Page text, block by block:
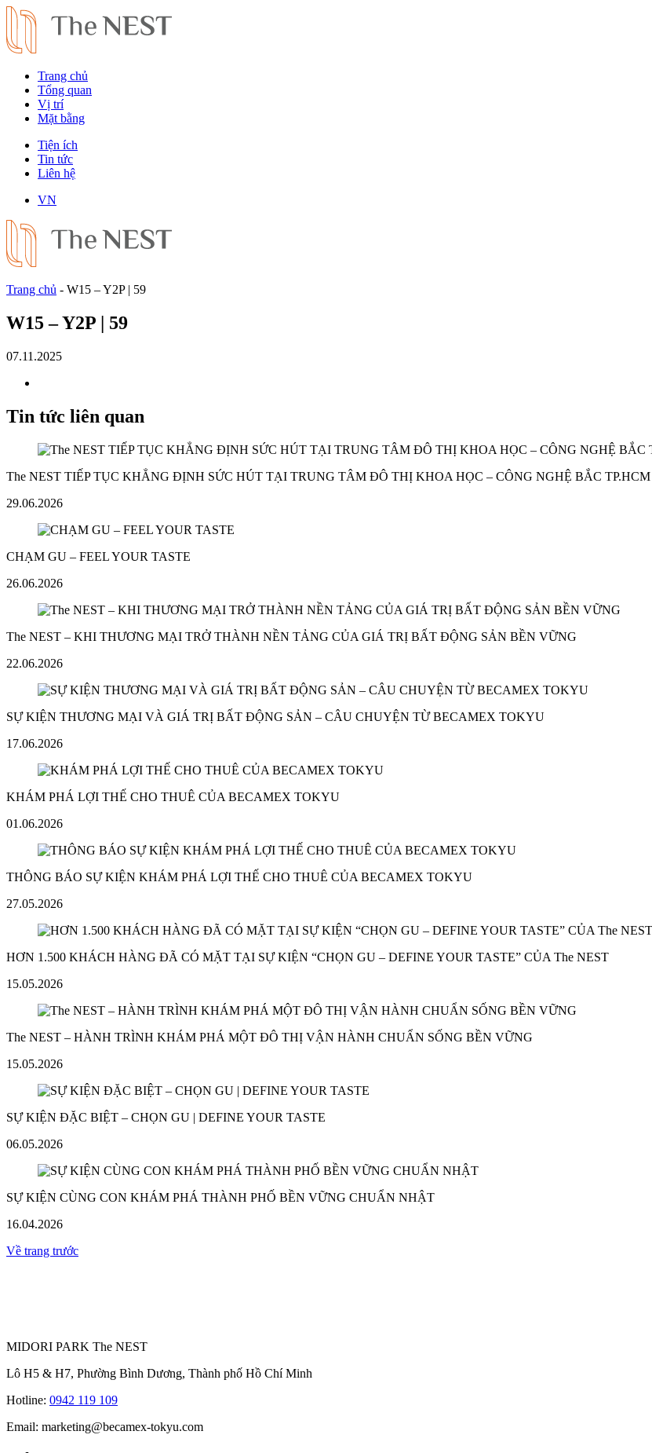
Trang chủ
Tổng quan
Vị trí
Mặt bằng
Tiện ích
Tin tức
Liên hệ
VN
Trang chủ - W15 – Y2P | 59
W15 – Y2P | 59
07.11.2025
Tin tức liên quan
The NEST TIẾP TỤC KHẲNG ĐỊNH SỨC HÚT TẠI TRUNG TÂM ĐÔ THỊ KHOA HỌC – CÔNG NGHỆ BẮC TP.HCM
29.06.2026
CHẠM GU – FEEL YOUR TASTE
26.06.2026
The NEST – KHI THƯƠNG MẠI TRỞ THÀNH NỀN TẢNG CỦA GIÁ TRỊ BẤT ĐỘNG SẢN BỀN VỮNG
22.06.2026
SỰ KIỆN THƯƠNG MẠI VÀ GIÁ TRỊ BẤT ĐỘNG SẢN – CÂU CHUYỆN TỪ BECAMEX TOKYU
17.06.2026
KHÁM PHÁ LỢI THẾ CHO THUÊ CỦA BECAMEX TOKYU
01.06.2026
THÔNG BÁO SỰ KIỆN KHÁM PHÁ LỢI THẾ CHO THUÊ CỦA BECAMEX TOKYU
27.05.2026
HƠN 1.500 KHÁCH HÀNG ĐÃ CÓ MẶT TẠI SỰ KIỆN “CHỌN GU – DEFINE YOUR TASTE” CỦA The NEST
15.05.2026
The NEST – HÀNH TRÌNH KHÁM PHÁ MỘT ĐÔ THỊ VẬN HÀNH CHUẨN SỐNG BỀN VỮNG
15.05.2026
SỰ KIỆN ĐẶC BIỆT – CHỌN GU | DEFINE YOUR TASTE
06.05.2026
SỰ KIỆN CÙNG CON KHÁM PHÁ THÀNH PHỐ BỀN VỮNG CHUẨN NHẬT
16.04.2026
Về trang trước
MIDORI PARK The NEST
Lô H5 & H7, Phường Bình Dương, Thành phố Hồ Chí Minh
Hotline: 0942 119 109
Email: marketing@becamex-tokyu.com